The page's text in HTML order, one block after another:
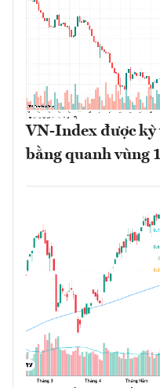
VN-Index được kỳ
bằng quanh vùng